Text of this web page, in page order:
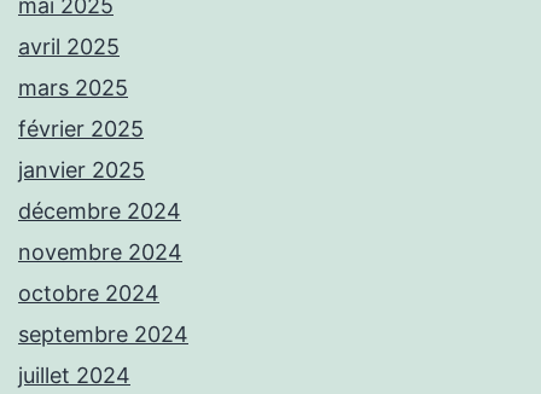
mai 2025
avril 2025
mars 2025
février 2025
janvier 2025
décembre 2024
novembre 2024
octobre 2024
septembre 2024
juillet 2024